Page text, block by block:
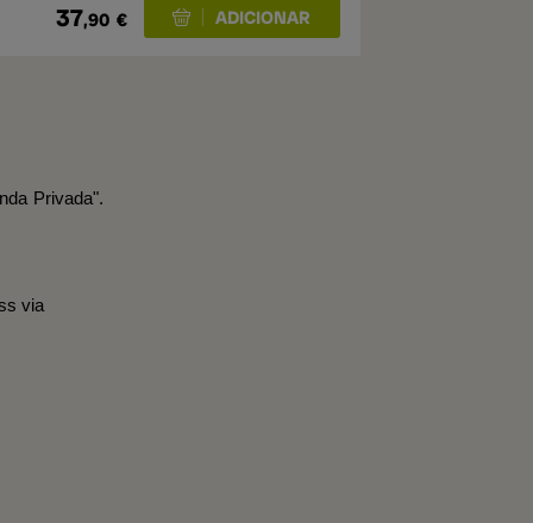
37,90 €
Privada".
via